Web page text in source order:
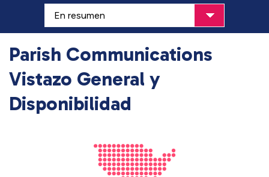
Parish Communications
Vistazo General y
Disponibilidad